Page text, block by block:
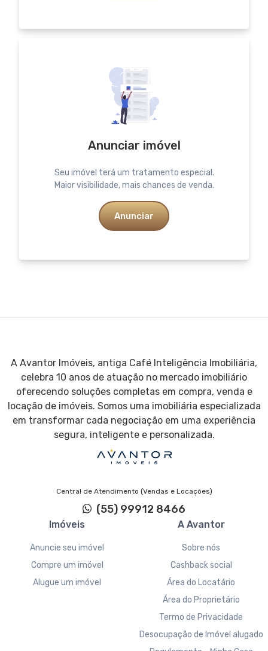
Anunciar imóvel
Seu imóvel terá um tratamento especial.
Maior visibilidade, mais chances de venda.
Anunciar
A Avantor Imóveis, antiga Café Inteligência Imobiliária,
celebra 10 anos de atuação no mercado imobiliário
oferecendo soluções completas em compra, venda e
locação de imóveis. Somos uma imobiliária especializada
em transformar cada negociação em uma experiência
segura, inteligente e personalizada.
Central de Atendimento (Vendas e Locações)
(55) 99912 8466
Imóveis
Anuncie seu imóvel
Compre um imóvel
Alugue um imóvel
A Avantor
Sobre nós
Cashback social
Área do Locatário
Área do Proprietário
Termo de Privacidade
Desocupação de Imóvel alugado